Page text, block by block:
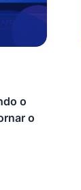
o
o